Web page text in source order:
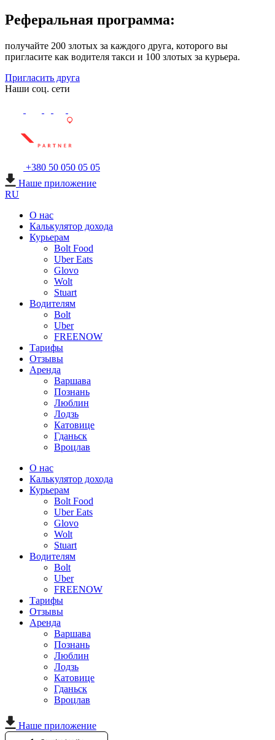
Реферальная программа:
получайте 200 злотых за каждого друга, которого вы
пригласите как водителя такси и 100 злотых за курьера.
Пригласить друга
Наши соц. сети
+380 50 050 05 05
Наше приложение
RU
О нас
Калькулятор дохода
Курьерам
Bolt Food
Uber Eats
Glovo
Wolt
Stuart
Водителям
Bolt
Uber
FREENOW
Тарифы
Отзывы
Аренда
Варшава
Познань
Люблин
Лодзь
Катовице
Гданьск
Вроцлав
О нас
Калькулятор дохода
Курьерам
Bolt Food
Uber Eats
Glovo
Wolt
Stuart
Водителям
Bolt
Uber
FREENOW
Тарифы
Отзывы
Аренда
Варшава
Познань
Люблин
Лодзь
Катовице
Гданьск
Вроцлав
Наше приложение